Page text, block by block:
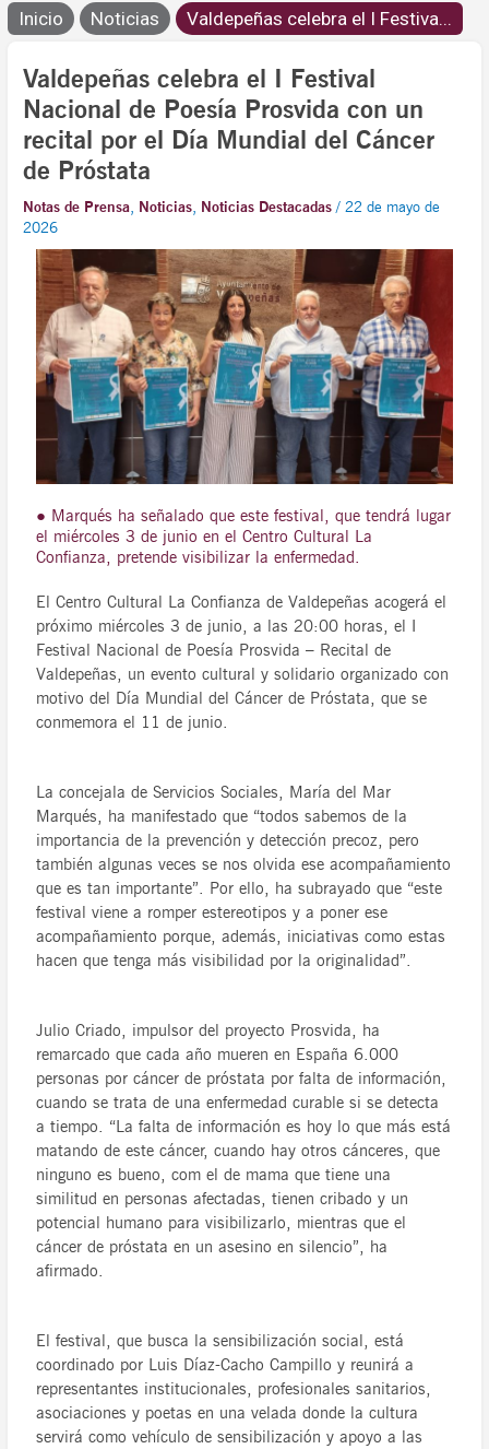
Inicio Noticias Valdepeñas celebra el I Festiva...
Valdepeñas celebra el I Festival
Nacional de Poesía Prosvida con un
recital por el Día Mundial del Cáncer
de Próstata
Notas de Prensa, Noticias, Noticias Destacadas /22 de mayo de
2026
● Marqués ha señalado que este festival, que tendrá lugar
el miércoles 3 de junio en el Centro Cultural La
Confianza, pretende visibilizar la enfermedad.
El Centro Cultural La Confianza de Valdepeñas acogerá el
próximo miércoles 3 de junio, a las 20:00 horas, el I
Festival Nacional de Poesía Prosvida – Recital de
Valdepeñas, un evento cultural y solidario organizado con
motivo del Día Mundial del Cáncer de Próstata, que se
conmemora el 11 de junio.
La concejala de Servicios Sociales, María del Mar
Marqués, ha manifestado que “todos sabemos de la
importancia de la prevención y detección precoz, pero
también algunas veces se nos olvida ese acompañamiento
que es tan importante”. Por ello, ha subrayado que “este
festival viene a romper estereotipos y a poner ese
acompañamiento porque, además, iniciativas como estas
hacen que tenga más visibilidad por la originalidad”.
Julio Criado, impulsor del proyecto Prosvida, ha
remarcado que cada año mueren en España 6.000
personas por cáncer de próstata por falta de información,
cuando se trata de una enfermedad curable si se detecta
a tiempo. “La falta de información es hoy lo que más está
matando de este cáncer, cuando hay otros cánceres, que
ninguno es bueno, com el de mama que tiene una
similitud en personas afectadas, tienen cribado y un
potencial humano para visibilizarlo, mientras que el
cáncer de próstata en un asesino en silencio”, ha
afirmado.
El festival, que busca la sensibilización social, está
coordinado por Luis Díaz-Cacho Campillo y reunirá a
representantes institucionales, profesionales sanitarios,
asociaciones y poetas en una velada donde la cultura
servirá como vehículo de sensibilización y apoyo a las